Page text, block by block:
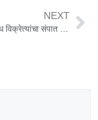
NEXT
चाळीसगाव येथे औषध विक्रेत्यांचा संपात सहभाग, तहसीलदारांना दिले विविध मागण्यांचे निवेदन